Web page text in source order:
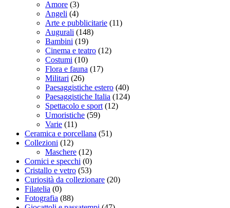
Amore (3)
Angeli (4)
Arte e pubblicitarie (11)
Augurali (148)
Bambini (19)
Cinema e teatro (12)
Costumi (10)
Flora e fauna (17)
Militari (26)
Paesaggistiche estero (40)
Paesaggistiche Italia (124)
Spettacolo e sport (12)
Umoristiche (59)
Varie (11)
Ceramica e porcellana (51)
Collezioni (12)
Maschere (12)
Cornici e specchi (0)
Cristallo e vetro (53)
Curiosità da collezionare (20)
Filatelia (0)
Fotografia (88)